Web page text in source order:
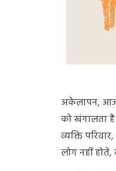
अकेलापन, आज
को खंगालता
व्यक्ति
लोग नहीं